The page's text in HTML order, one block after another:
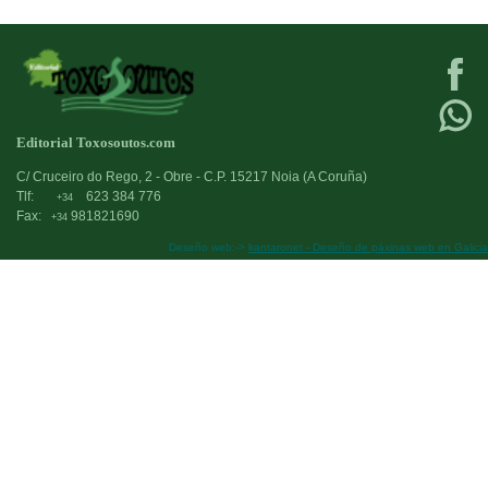
Editorial Toxosoutos.com
C/ Cruceiro do Rego, 2 - Obre - C.P. 15217 Noia (A Coruña)
Tlf:
+34
623 384 776
Fax:
+34 981821690
Deseño web:-> kantaronet - Deseño de páxinas web en Galicia